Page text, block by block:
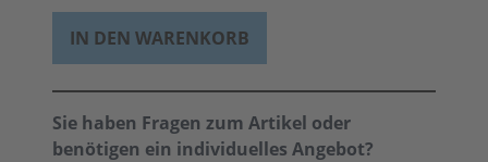
IN DEN WARENKORB
Sie haben Fragen zum Artikel oder
benötigen ein individuelles Angebot?